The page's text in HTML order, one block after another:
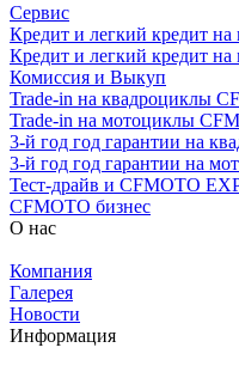
Сервис
Кредит и легкий кредит
Кредит и легкий кредит
Комиссия и Выкуп
Trade-in на квадроциклы
Trade-in на мотоциклы
3-й год год гарантии на
3-й год год гарантии на
Тест-драйв и CFMOTO
CFMOTO бизнес
О нас
Компания
Галерея
Новости
Информация